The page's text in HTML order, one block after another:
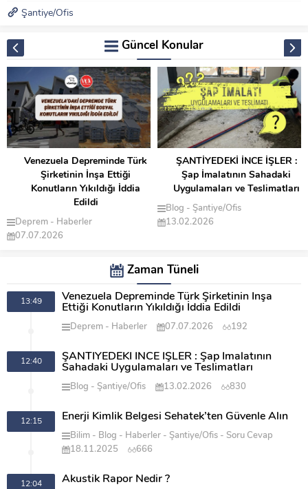
Şantiye/Ofis
Güncel Konular
Türk
Ettiği
İddia
ŞANTİYEDEKİ İNCE İŞLER :
Şap İmalatının Sahadaki
Uygulamaları ve Teslimatları
Blog
13.02.2026
Enerji
Sehatek’ten
Bilim Blog
Zaman Tüneli
13:49
Venezuela Depreminde Türk Şirketinin İnşa
Ettiği Konutların Yıkıldığı İddia Edildi
Deprem Haberler 07.07.2026 192
12:40
ŞANTİYEDEKİ İNCE İŞLER : Şap İmalatının
Sahadaki Uygulamaları ve Teslimatları
Blog Şantiye/Ofis 13.02.2026 830
12:15 Enerji Kimlik Belgesi Sehatek’ten Güvenle Alın
Bilim Blog Haberler Şantiye/Ofis
Soru Cevap
18.11.2025
666
12:04 Akustik Rapor Nedir ?